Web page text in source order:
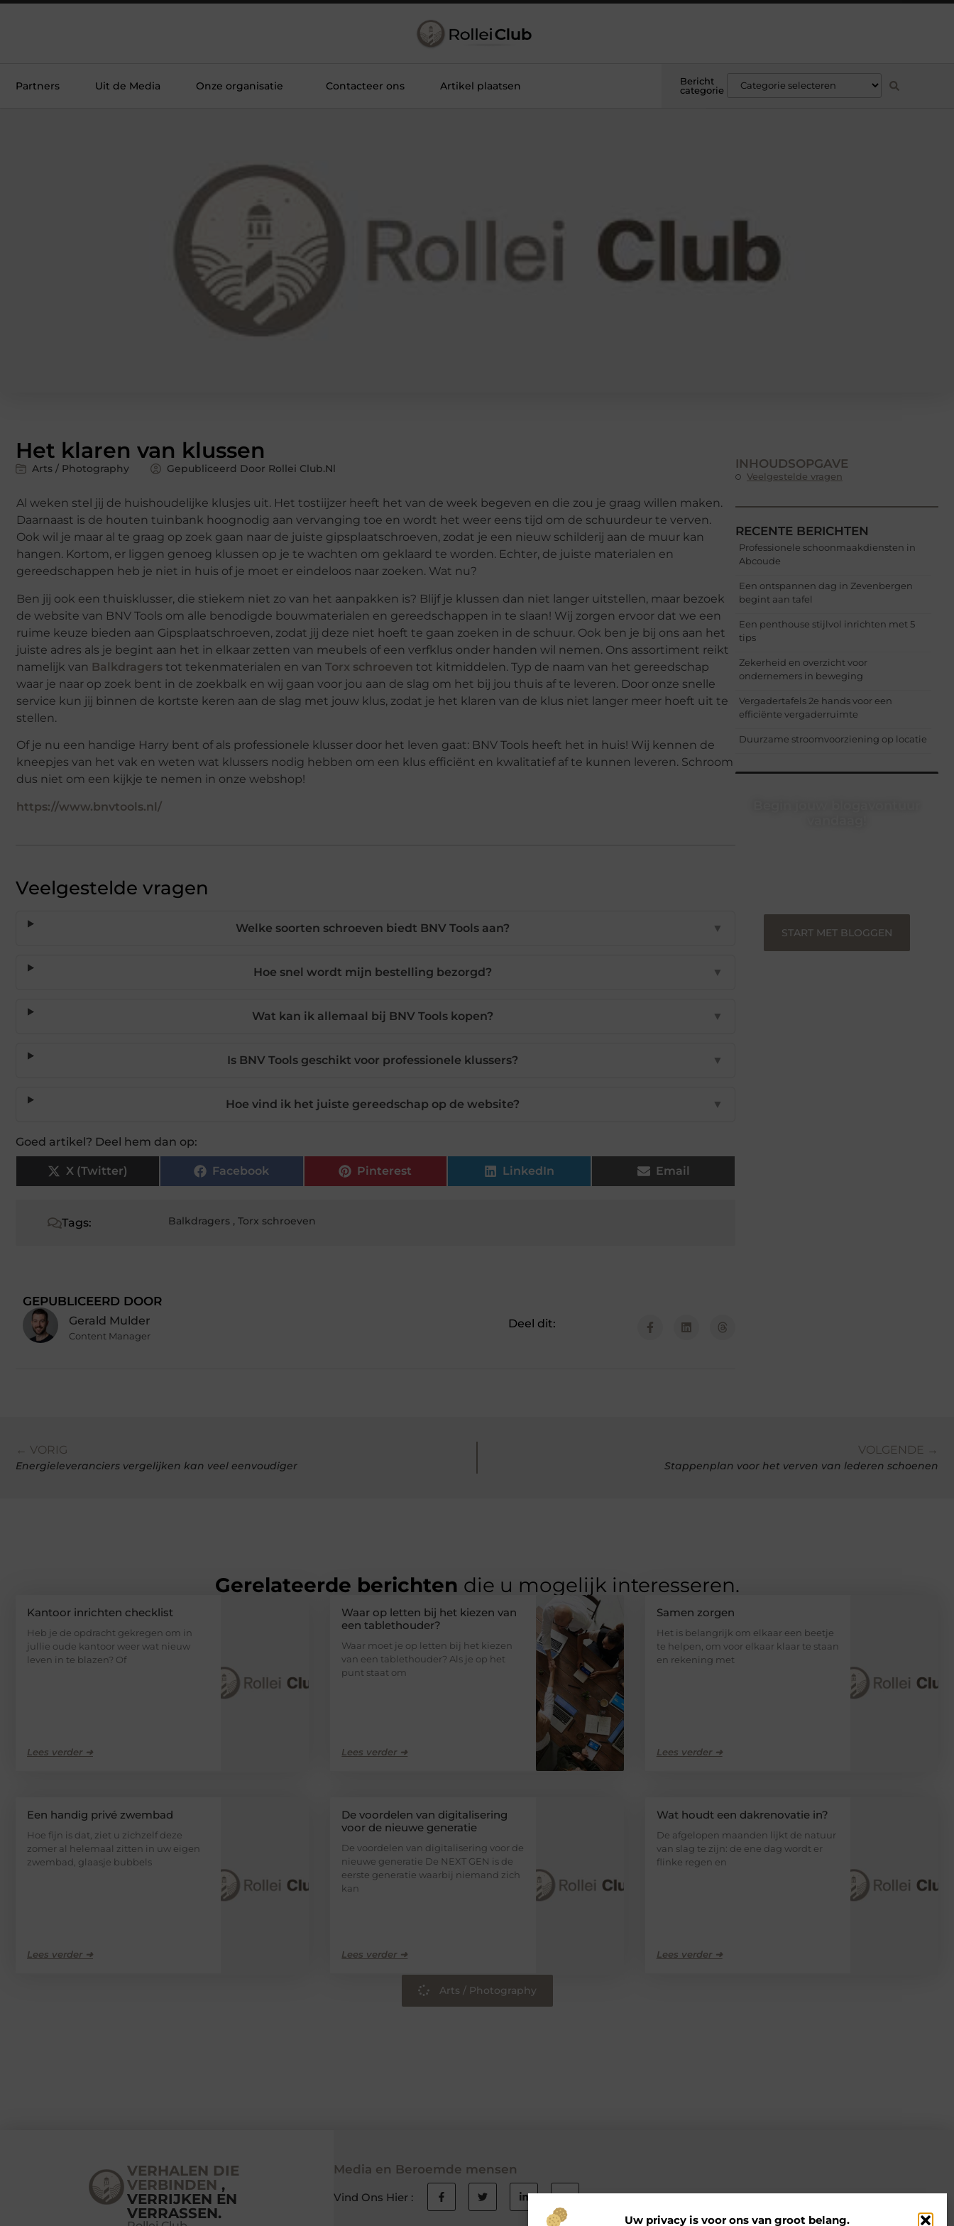
Uw privacy is voor ons van groot belang.
Partners Uit de Media Onze organisatie Contacteer ons Artikel plaatsen
Bericht
categorie
Het klaren van klussen
Arts / Photography Gepubliceerd Door Rollei Club.nl
Al weken stel jij de huishoudelijke klusjes uit. Het tostiijzer heeft het van de week begeven en die zou je graag willen maken.
Daarnaast is de houten tuinbank hoognodig aan vervanging toe en wordt het weer eens tijd om de schuurdeur te verven.
Ook wil je maar al te graag op zoek gaan naar de juiste gipsplaatschroeven, zodat je een nieuw schilderij aan de muur kan
hangen. Kortom, er liggen genoeg klussen op je te wachten om geklaard te worden. Echter, de juiste materialen en
gereedschappen heb je niet in huis of je moet er eindeloos naar zoeken. Wat nu?
Ben jij ook een thuisklusser, die stiekem niet zo van het aanpakken is? Blijf je klussen dan niet langer uitstellen, maar bezoek
de website van BNV Tools om alle benodigde bouwmaterialen en gereedschappen in te slaan! Wij zorgen ervoor dat we een
ruime keuze bieden aan Gipsplaatschroeven, zodat jij deze niet hoeft te gaan zoeken in de schuur. Ook ben je bij ons aan het
juiste adres als je begint aan het in elkaar zetten van meubels of een verfklus onder handen wil nemen. Ons assortiment reikt
namelijk van Balkdragers tot tekenmaterialen en van Torx schroeven tot kitmiddelen. Typ de naam van het gereedschap
waar je naar op zoek bent in de zoekbalk en wij gaan voor jou aan de slag om het bij jou thuis af te leveren. Door onze snelle
service kun jij binnen de kortste keren aan de slag met jouw klus, zodat je het klaren van de klus niet langer meer hoeft uit te
stellen.
Of je nu een handige Harry bent of als professionele klusser door het leven gaat: BNV Tools heeft het in huis! Wij kennen de
kneepjes van het vak en weten wat klussers nodig hebben om een klus efficiënt en kwalitatief af te kunnen leveren. Schroom
dus niet om een kijkje te nemen in onze webshop!
https://www.bnvtools.nl/
Veelgestelde vragen
Welke soorten schroeven biedt BNV Tools aan? ▼
Hoe snel wordt mijn bestelling bezorgd? ▼
Wat kan ik allemaal bij BNV Tools kopen? ▼
Is BNV Tools geschikt voor professionele klussers? ▼
Hoe vind ik het juiste gereedschap op de website? ▼
Goed artikel? Deel hem dan op:
X (Twitter) Facebook Pinterest LinkedIn Email
Tags: Balkdragers, Torx schroeven
GEPUBLICEERD DOOR
Gerald Mulder
Content Manager
Deel dit:
INHOUDSOPGAVE
Veelgestelde vragen
RECENTE BERICHTEN
Professionele schoonmaakdiensten in
Abcoude
Een ontspannen dag in Zevenbergen
begint aan tafel
Een penthouse stijlvol inrichten met 5
tips
Zekerheid en overzicht voor
ondernemers in beweging
Vergadertafels 2e hands voor een
efficiënte vergaderruimte
Duurzame stroomvoorziening op locatie
START MET BLOGGEN
← VORIG
Energieleveranciers vergelijken kan veel eenvoudiger
VOLGENDE →
Stappenplan voor het verven van lederen schoenen
Gerelateerde berichten die u mogelijk interesseren.
Kantoor inrichten checklist
Heb je de opdracht gekregen om in
jullie oude kantoor weer wat nieuw
leven in te blazen? Of
Lees verder ➜
Waar op letten bij het kiezen van
een tablethouder?
Waar moet je op letten bij het kiezen
van een tablethouder? Als je op het
punt staat om
Lees verder ➜
Samen zorgen
Het is belangrijk om elkaar een beetje
te helpen, om voor elkaar klaar te staan
en rekening met
Lees verder ➜
Een handig privé zwembad
Hoe fijn is dat, ziet u zichzelf deze
zomer al helemaal zitten in uw eigen
zwembad, glaasje bubbels
Lees verder ➜
De voordelen van digitalisering
voor de nieuwe generatie
De voordelen van digitalisering voor de
nieuwe generatie De NEXT GEN is de
eerste generatie waarbij niemand zich
kan
Lees verder ➜
Wat houdt een dakrenovatie in?
De afgelopen maanden lijkt de natuur
van slag te zijn: de ene dag wordt er
flinke regen en
Lees verder ➜
Arts / Photography
VERHALEN DIE
VERBINDEN ,
VERRIJKEN EN
VERRASSEN.
Media en Beroemde mensen
Vind Ons Hier :